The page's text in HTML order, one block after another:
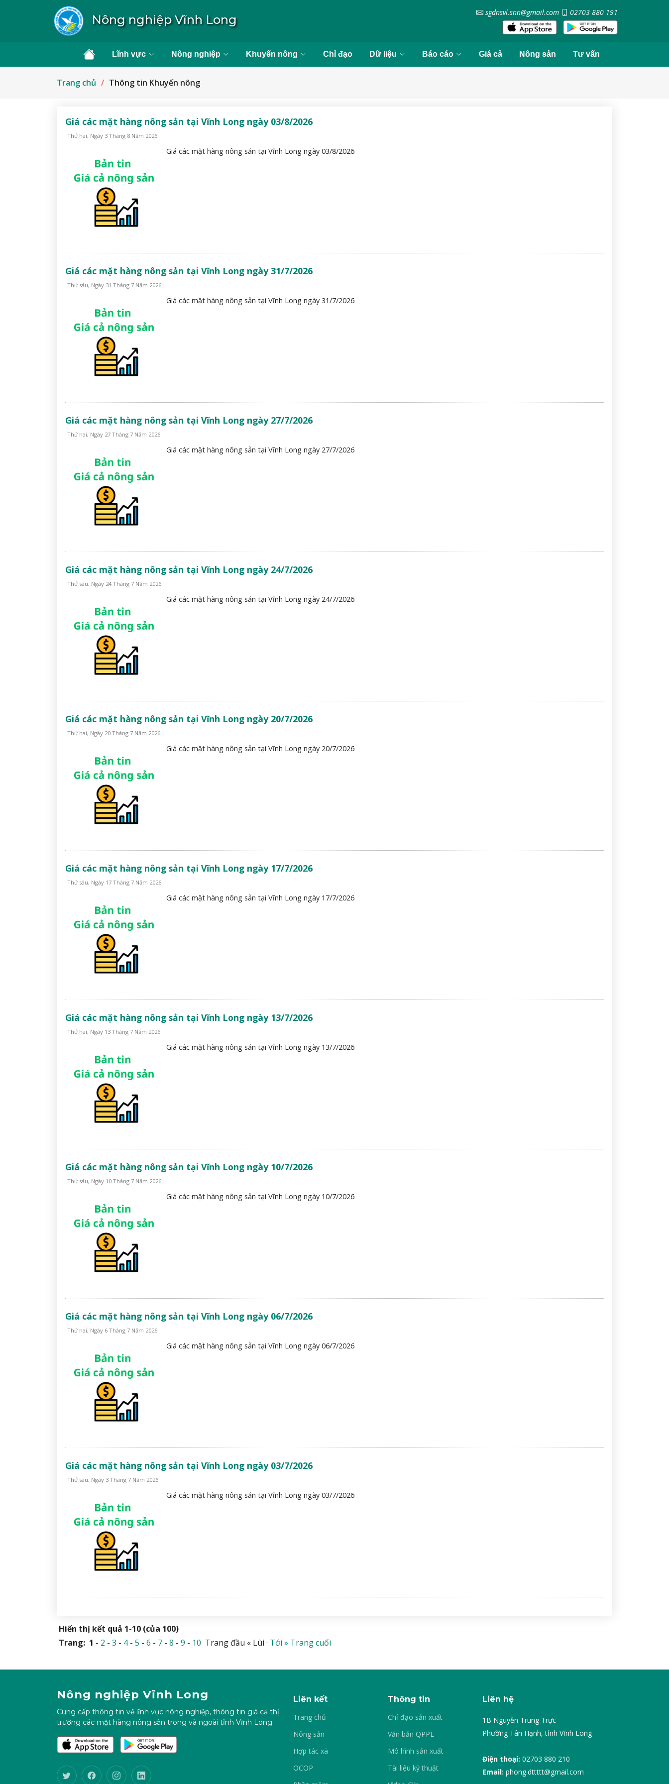
Nông nghiệp Vĩnh Long
sgdnsvl.snn@gmail.com 02703 880 191
Lĩnh vực Nông nghiệp Khuyến nông Chỉ đạo Dữ liệu Báo cáo Giá cả Nông sản Tư vấn
Trang chủ Thông tin Khuyến nông
Giá các mặt hàng nông sản tại Vĩnh Long ngày 03/8/2026
Thứ hai, Ngày 3 Tháng 8 Năm 2026
Giá các mặt hàng nông sản tại Vĩnh Long ngày 03/8/2026
Giá các mặt hàng nông sản tại Vĩnh Long ngày 31/7/2026
Thứ sáu, Ngày 31 Tháng 7 Năm 2026
Giá các mặt hàng nông sản tại Vĩnh Long ngày 31/7/2026
Giá các mặt hàng nông sản tại Vĩnh Long ngày 27/7/2026
Thứ hai, Ngày 27 Tháng 7 Năm 2026
Giá các mặt hàng nông sản tại Vĩnh Long ngày 27/7/2026
Giá các mặt hàng nông sản tại Vĩnh Long ngày 24/7/2026
Thứ sáu, Ngày 24 Tháng 7 Năm 2026
Giá các mặt hàng nông sản tại Vĩnh Long ngày 24/7/2026
Giá các mặt hàng nông sản tại Vĩnh Long ngày 20/7/2026
Thứ hai, Ngày 20 Tháng 7 Năm 2026
Giá các mặt hàng nông sản tại Vĩnh Long ngày 20/7/2026
Giá các mặt hàng nông sản tại Vĩnh Long ngày 17/7/2026
Thứ sáu, Ngày 17 Tháng 7 Năm 2026
Giá các mặt hàng nông sản tại Vĩnh Long ngày 17/7/2026
Giá các mặt hàng nông sản tại Vĩnh Long ngày 13/7/2026
Thứ hai, Ngày 13 Tháng 7 Năm 2026
Giá các mặt hàng nông sản tại Vĩnh Long ngày 13/7/2026
Giá các mặt hàng nông sản tại Vĩnh Long ngày 10/7/2026
Thứ sáu, Ngày 10 Tháng 7 Năm 2026
Giá các mặt hàng nông sản tại Vĩnh Long ngày 10/7/2026
Giá các mặt hàng nông sản tại Vĩnh Long ngày 06/7/2026
Thứ hai, Ngày 6 Tháng 7 Năm 2026
Giá các mặt hàng nông sản tại Vĩnh Long ngày 06/7/2026
Giá các mặt hàng nông sản tại Vĩnh Long ngày 03/7/2026
Thứ sáu, Ngày 3 Tháng 7 Năm 2026
Giá các mặt hàng nông sản tại Vĩnh Long ngày 03/7/2026
Hiển thị kết quả 1-10 (của 100)
Trang: 1 - 2 - 3 - 4- 5 - 6 - 7 - 8 - 9 - 10 Trang đầu « Lùi · Tới » Trang cuối
Nông nghiệp Vĩnh Long
Cung cấp thông tin về lĩnh vực nông nghiệp, thông tin giá cả thị
trường các mặt hàng nông sản trong và ngoài tỉnh Vĩnh Long.
Liên kết
Trang chủ
Nông sản
Hợp tác xã
OCOP
Thông tin
Chỉ đạo sản xuất
Văn bản QPPL
Mô hình sản xuất
Tài liệu kỹ thuật
Liên hệ
1B Nguyễn Trung Trực
Phường Tân Hạnh, tỉnh Vĩnh Long
Điện thoại: 02703 880 210
Email: phong.dttttt@gmail.com